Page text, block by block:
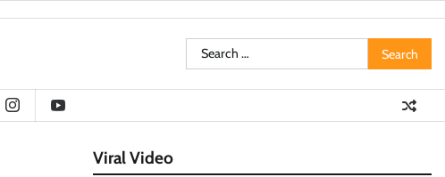
Search
for:
Viral Video